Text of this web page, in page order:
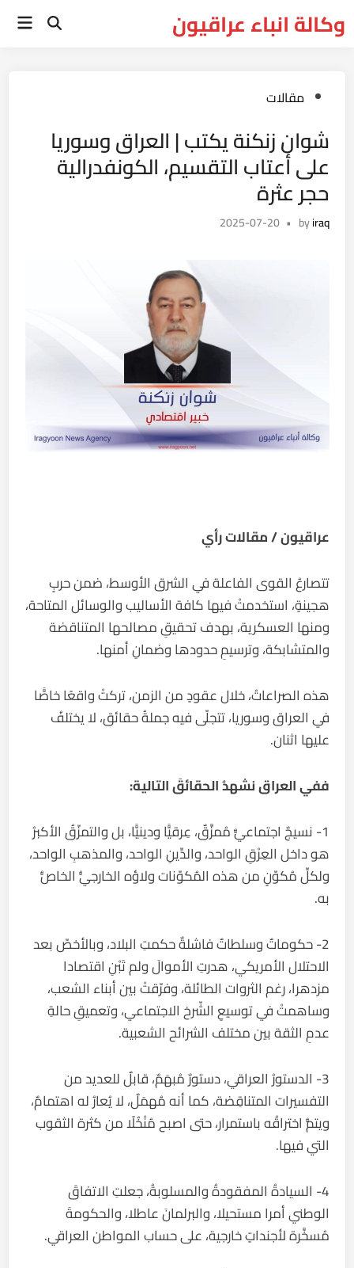
toوكالة انباء عراقيون Open
Postedمقالات
شوان زنكنة يكتب | العراق وسوريا
على أعتاب التقسيم، الكونفدرالية
حجر عثرة
byiraq
•
2025-07-20
عراقيون / مقالات رأي
تتصارعُ القوى الفاعلة في الشرق الأوسط، ضمن حربٍ
هجينةٍ، استخدمتْ فيها كافة الأساليب والوسائل المتاحة،
ومنها العسكرية، بهدف تحقيقِ مصالحها المتناقضة
والمتشابكة، وترسيمِ حدودها وضمانِ أمنها.
هذه الصراعاتُ، خلال عقودٍ من الزمن، تركتْ واقعًا خاصًّا
في العراق وسوريا، تتجلّى فيه جملةُ حقائق، لا يختلفُ
عليها اثنان.
ففي العراق نشهدُ الحقائقَ التالية:
1- نسيجٌ اجتماعيٌّ مُمزَّقٌ، عِرقيًّا ودينيًّا، بل والتمزّقُ الأكبرُ
هو داخل العِرْقِ الواحد، والدِّينِ الواحد، والمذهبِ الواحد،
ولكلِّ مُكوّنٍ من هذه المُكوّنات ولاؤه الخارجيُّ الخاصُّ
به.
2- حكوماتٌ وسلطاتٌ فاشلةٌ حكمتِ البلاد، وبالأخصّ بعد
الاحتلال الأمريكي، هدرتِ الأموالَ ولم تَبْنِ اقتصادا
مزدهرا، رغم الثروات الطائلة، وفرّقتْ بين أبناء الشعب،
وساهمتْ في توسيعِ الشّرخ الاجتماعي، وتعميقِ حالةِ
عدمِ الثقة بين مختلف الشرائح الشعبية.
3- الدستورُ العراقي، دستورٌ مُبهَمٌ، قابلٌ للعديد من
التفسيرات المتناقِضة، كما أنه مُهمَلٌ، لا يُعارُ له اهتمامٌ،
ويتمُّ اختراقُه باستمرار، حتى اصبح مُنْخُلًا من كثرة الثقوب
التي فيها.
4- السيادةُ المفقودةُ والمسلوبةُ، جعلتِ الاتفاقَ
الوطني أمرا مستحيلا، والبرلمانَ عاطلا، والحكومةَ
مُسخَّرة لأجنداتٍ خارجية، على حساب المواطن العراقي.